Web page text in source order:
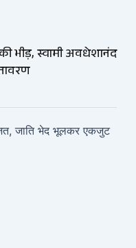
भीड़, स्वामी अवधेशानंद